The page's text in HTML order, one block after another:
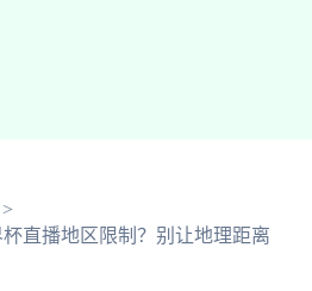
直播地区限制？别让地理距离